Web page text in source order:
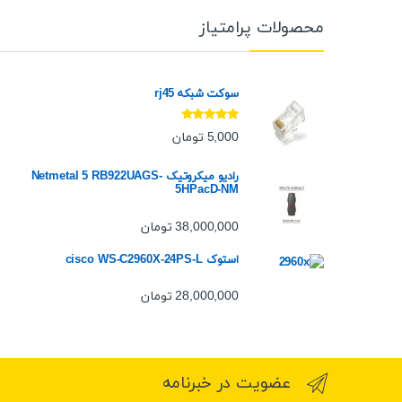
محصولات پرامتیاز
سوکت شبکه rj45
نمره5.00
از
5
5,000 تومان
رادیو میکروتیک Netmetal 5 RB922UAGS-
5HPacD-NM
38,000,000 تومان
استوک cisco WS-C2960X-24PS-L
28,000,000 تومان
عضویت در خبرنامه